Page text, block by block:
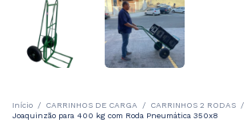
Início / CARRINHOS DE CARGA / CARRINHOS 2 RODAS /
Joaquinzão para 400 kg com Roda Pneumática 350x8